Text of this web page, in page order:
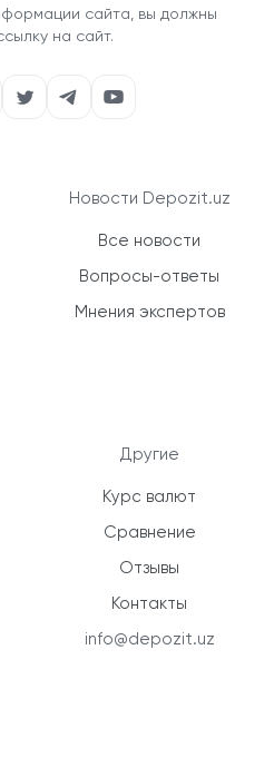
сайта, вы должны
на сайт.
Новости Depozit.uz
Все новости
Вопросы-ответы
Мнения экспертов
Другие
Курс валют
Сравнение
Отзывы
Контакты
info@depozit.uz